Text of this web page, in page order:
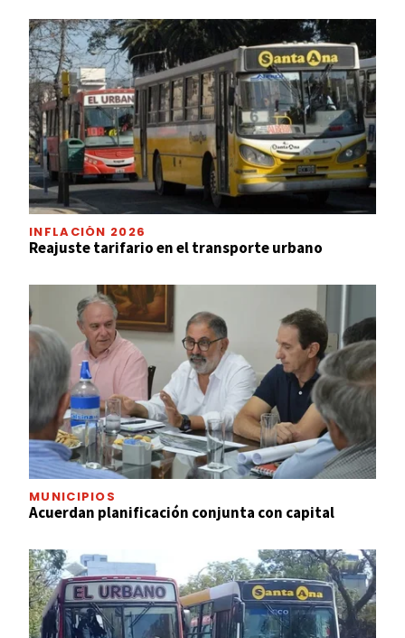
INFLACIÓN 2026
Reajuste tarifario en el transporte urbano
MUNICIPIOS
Acuerdan planificación conjunta con capital